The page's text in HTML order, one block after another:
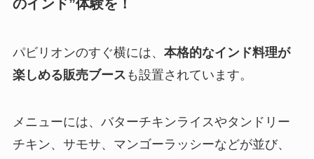
のインド”体験を！
パビリオンのすぐ横には、 本格的なインド料理が
楽しめる販売ブース も設置されています。
メニューには、バターチキンライスやタンドリー
チキン、サモサ、マンゴーラッシーなどが並び、